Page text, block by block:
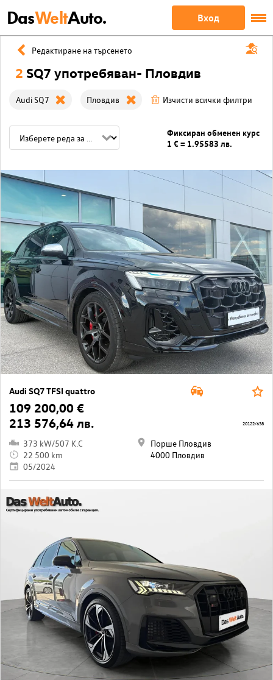
DasWeltAuto. Вход
Редактиране на търсенето
2 SQ7 употребяван- Пловдив
Audi SQ7 Пловдив Изчисти всички филтри
Фиксиран обменен курс
1 € = 1.95583 лв.
Audi SQ7 TFSI quattro
109 200,00 €
213 576,64 лв.
373 kW/507 K.C
22 500 km
05/2024
Порше Пловдив
4000 Пловдив
20122/638